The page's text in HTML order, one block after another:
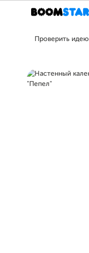
Проверить идею